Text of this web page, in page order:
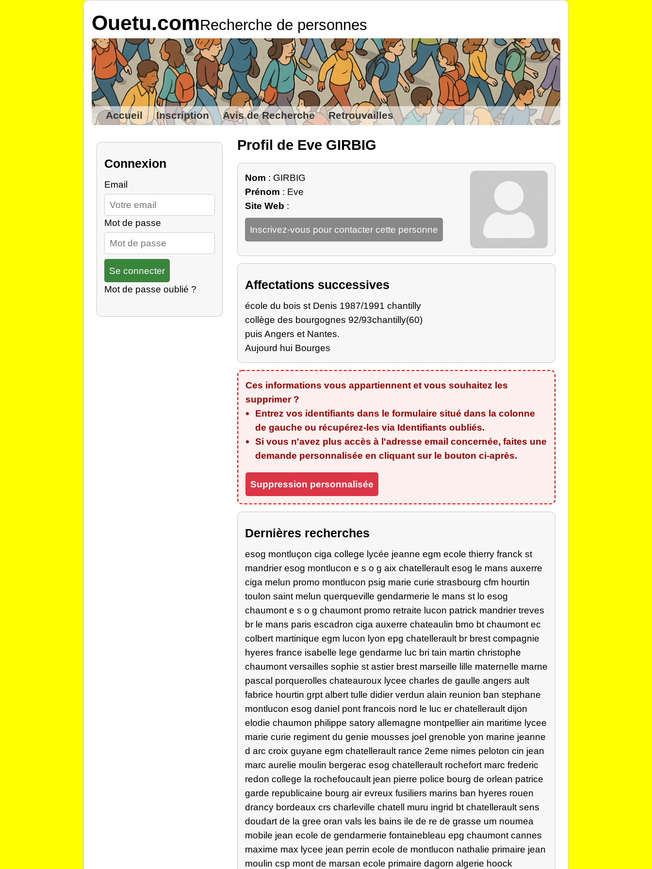
Ouetu.comRecherche de personnes
Accueil Inscription Avis de Recherche Retrouvailles
Connexion
Email
Mot de passe
Mot de passe oublié ?
Profil de Eve GIRBIG
Nom : GIRBIG
Prénom : Eve
Site Web :
Inscrivez-vous pour contacter cette personne
Affectations successives
école du bois st Denis 1987/1991 chantilly
collège des bourgognes 92/93chantilly(60)
puis Angers et Nantes.
Aujourd hui Bourges
Ces informations vous appartiennent et vous souhaitez les
supprimer ?
Entrez vos identifiants dans le formulaire situé dans la colonne
de gauche ou récupérez-les via Identifiants oubliés.
Si vous n'avez plus accès à l'adresse email concernée, faites une
demande personnalisée en cliquant sur le bouton ci-après.
Suppression personnalisée
Dernières recherches
esog montluçon ciga college lycée jeanne egm ecole thierry franck st
mandrier esog montlucon e s o g aix chatellerault esog le mans auxerre
ciga melun promo montlucon psig marie curie strasbourg cfm hourtin
toulon saint melun querqueville gendarmerie le mans st lo esog
chaumont e s o g chaumont promo retraite lucon patrick mandrier treves
br le mans paris escadron ciga auxerre chateaulin bmo bt chaumont ec
colbert martinique egm lucon lyon epg chatellerault br brest compagnie
hyeres france isabelle lege gendarme luc bri tain martin christophe
chaumont versailles sophie st astier brest marseille lille maternelle marne
pascal porquerolles chateauroux lycee charles de gaulle angers ault
fabrice hourtin grpt albert tulle didier verdun alain reunion ban stephane
montlucon esog daniel pont francois nord le luc er chatellerault dijon
elodie chaumon philippe satory allemagne montpellier ain maritime lycee
marie curie regiment du genie mousses joel grenoble yon marine jeanne
d arc croix guyane egm chatellerault rance 2eme nimes peloton cin jean
marc aurelie moulin bergerac esog chatellerault rochefort marc frederic
redon college la rochefoucault jean pierre police bourg de orlean patrice
garde republicaine bourg air evreux fusiliers marins ban hyeres rouen
drancy bordeaux crs charleville chatell muru ingrid bt chatellerault sens
doudart de la gree oran vals les bains ile de re de grasse um noumea
mobile jean ecole de gendarmerie fontainebleau epg chaumont cannes
maxime max lycee jean perrin ecole de montlucon nathalie primaire jean
moulin csp mont de marsan ecole primaire dagorn algerie hoock